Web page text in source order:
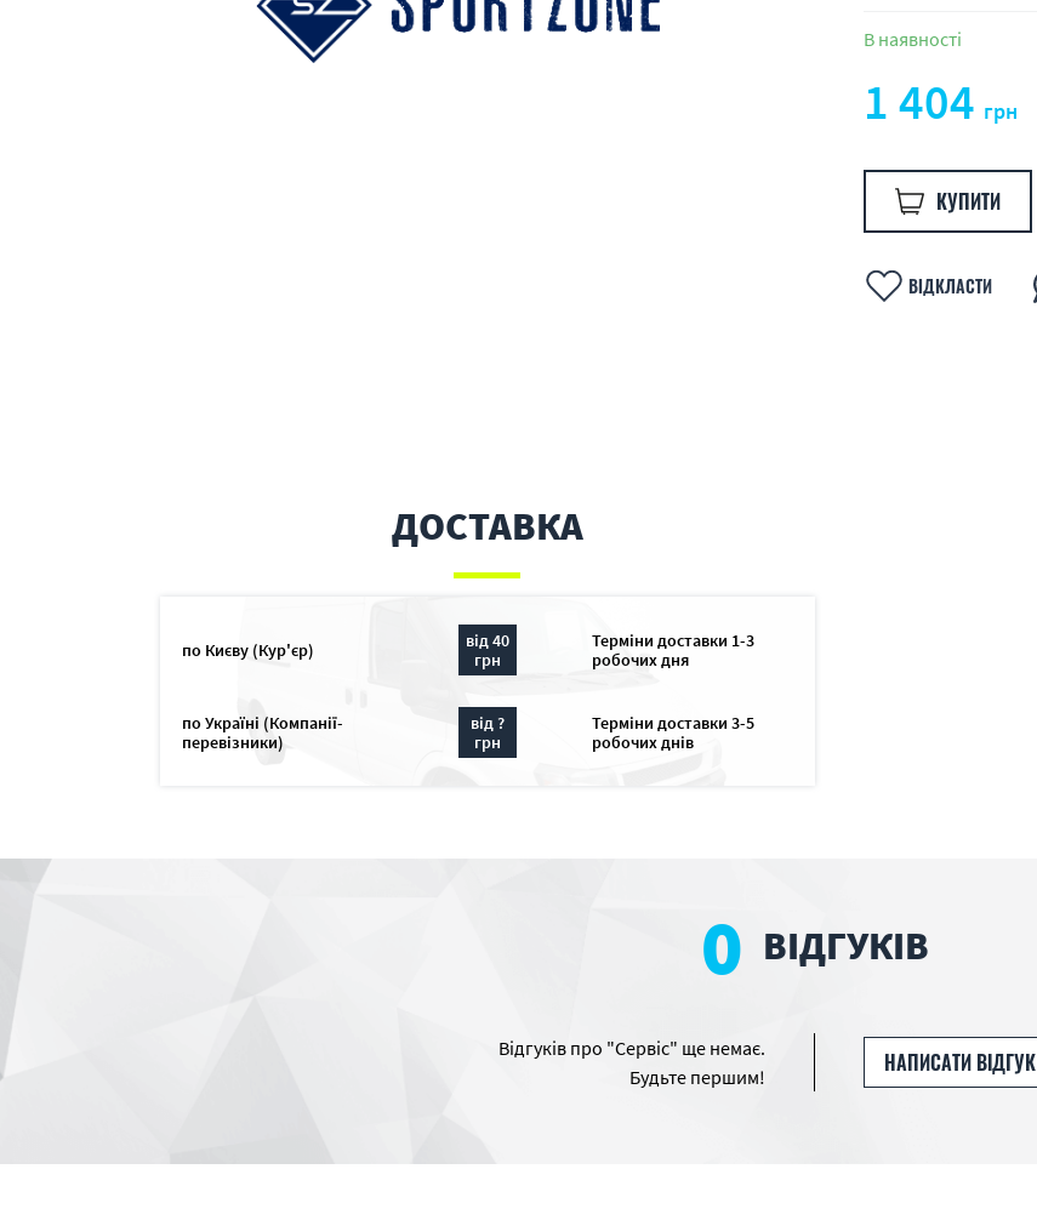
В наявності
1 404 грн
КУПИТИ
ВІДКЛАСТИ
ДОСТАВКА
по Києву (Кур'єр)
від 40
грн
Терміни доставки 1-3
робочих дня
по Україні (Компанії-
перевізники)
від ?
грн
Терміни доставки 3-5
робочих днів
0 ВІДГУКІВ
Відгуків про "Сервіс" ще немає.
Будьте першим!
НАПИСАТИ ВІДГУК